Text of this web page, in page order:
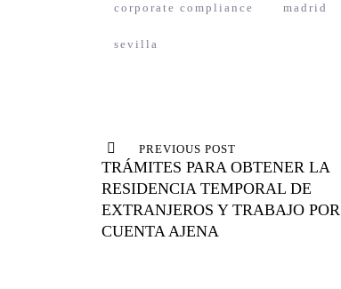
corporate compliance madrid
sevilla
de
entradas
PREVIOUS POST
TRÁMITES PARA OBTENER LA
RESIDENCIA TEMPORAL DE
EXTRANJEROS Y TRABAJO POR
CUENTA AJENA